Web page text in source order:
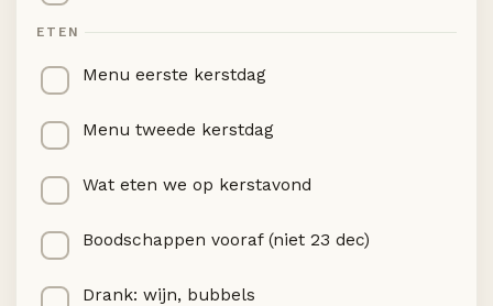
ETEN
Menu eerste kerstdag
Menu tweede kerstdag
Wat eten we op kerstavond
Boodschappen vooraf (niet 23 dec)
Drank: wijn, bubbels